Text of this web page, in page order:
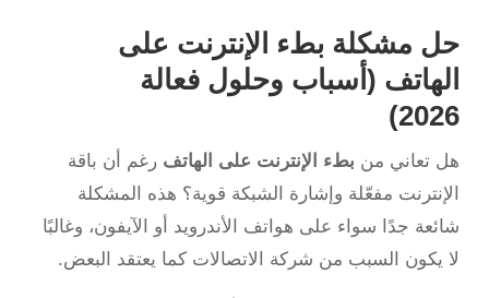
حل مشكلة بطء الإنترنت على
الهاتف (أسباب وحلول فعالة
2026)
هل تعاني من بطء الإنترنت على الهاتف رغم أن باقة
الإنترنت مفعّلة وإشارة الشبكة قوية؟ هذه المشكلة
شائعة جدًا سواء على هواتف الأندرويد أو الآيفون، وغالبًا
لا يكون السبب من شركة الاتصالات كما يعتقد البعض.